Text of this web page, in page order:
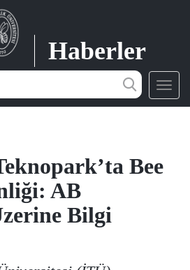
Haberler
Bee
AB
Bilgi